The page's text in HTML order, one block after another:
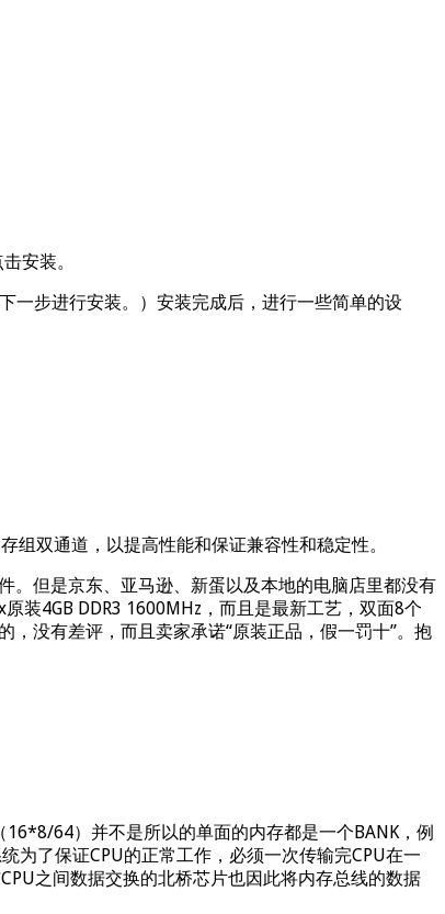
安装。
一步进行安装。）安装完成后，进行一些简单的设
组双通道，以提高性能和保证兼容性和稳定性。
。但是京东、亚马逊、新蛋以及本地的电脑店里都没有
装4GB DDR3 1600MHz，而且是最新工艺，双面8个
没有差评，而且卖家承诺“原装正品，假一罚十”。抱
64）并不是所以的单面的内存都是一个BANK，例
了保证CPU的正常工作，必须一次传输完CPU在一
之间数据交换的北桥芯片也因此将内存总线的数据